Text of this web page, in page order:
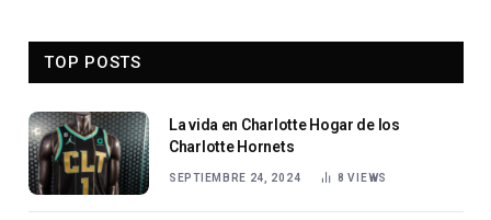
TOP POSTS
La vida en Charlotte Hogar de los
Charlotte Hornets
SEPTIEMBRE 24, 2024 8VIEWS